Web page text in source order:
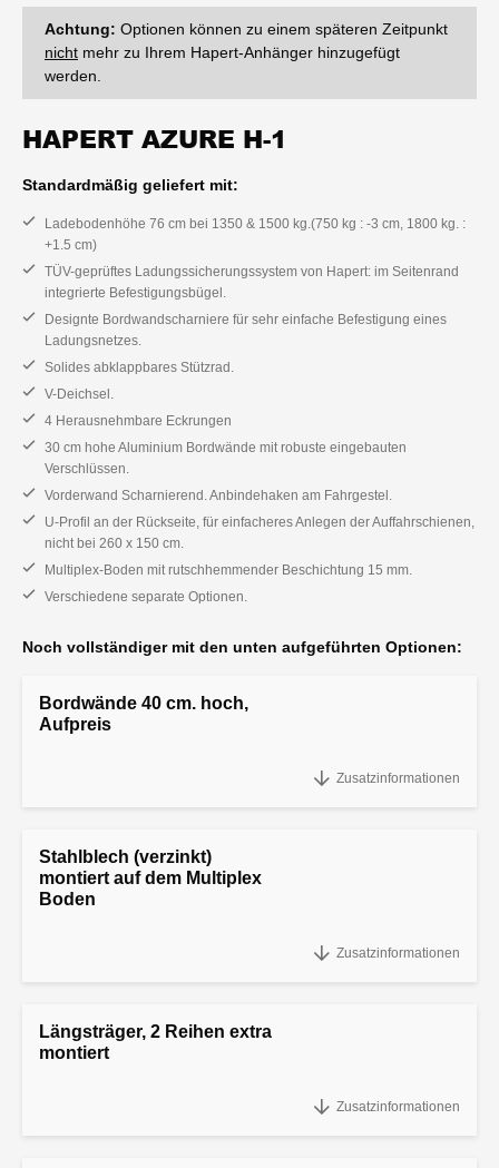
Achtung: Optionen können zu einem späteren Zeitpunkt
nicht mehr zu Ihrem Hapert-Anhänger hinzugefügt
werden.
HAPERT AZURE H-1
Standardmäßig geliefert mit:
Ladebodenhöhe 76 cm bei 1350 & 1500 kg.(750 kg : -3 cm, 1800 kg. :
+1.5 cm)
TÜV-geprüftes Ladungssicherungssystem von Hapert: im Seitenrand
integrierte Befestigungsbügel.
Designte Bordwandscharniere für sehr einfache Befestigung eines
Ladungsnetzes.
Solides abklappbares Stützrad.
V-Deichsel.
4 Herausnehmbare Eckrungen
30 cm hohe Aluminium Bordwände mit robuste eingebauten
Verschlüssen.
Vorderwand Scharnierend. Anbindehaken am Fahrgestel.
U-Profil an der Rückseite, für einfacheres Anlegen der Auffahrschienen,
nicht bei 260 x 150 cm.
Multiplex-Boden mit rutschhemmender Beschichtung 15 mm.
Verschiedene separate Optionen.
Noch vollständiger mit den unten aufgeführten Optionen:
Bordwände 40 cm. hoch,
Aufpreis
Zusatzinformationen
Stahlblech (verzinkt)
montiert auf dem Multiplex
Boden
Zusatzinformationen
Längsträger, 2 Reihen extra
montiert
Zusatzinformationen